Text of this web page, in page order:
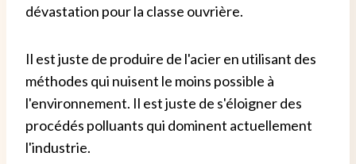
dévastation pour la classe ouvrière.
Il est juste de produire de l'acier en utilisant des
méthodes qui nuisent le moins possible à
l'environnement. Il est juste de s'éloigner des
procédés polluants qui dominent actuellement
l'industrie.